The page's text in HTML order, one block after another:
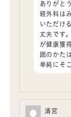
ありがと
経外科は
いただけ
丈夫です
が健康獲
囲のかた
単純にそ
清宮